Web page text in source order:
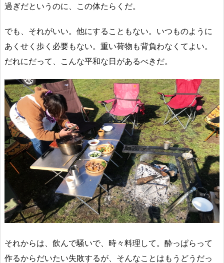
過ぎだというのに、この体たらくだ。
でも、それがいい。他にすることもない。いつものように
あくせく歩く必要もない。重い荷物も背負わなくてよい。
だれにだって、こんな平和な日があるべきだ。
それからは、飲んで騒いで、時々料理して。酔っぱらって
作るからだいたい失敗するが、そんなことはもうどうだっ